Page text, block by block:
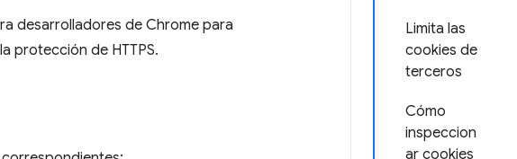
Limita las
cookies de
terceros
Cómo
inspeccion
ar cookies
desarrolladores de Chrome para
protección de HTTPS.